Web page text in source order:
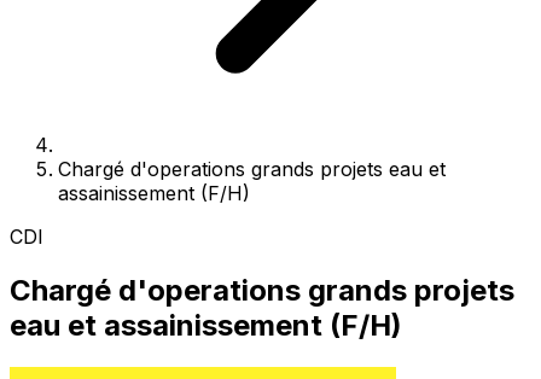
Chargé d'operations grands projets eau et
assainissement (F/H)
CDI
Chargé d'operations grands projets
eau et assainissement (F/H)